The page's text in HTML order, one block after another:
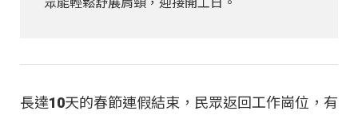
長達10天的春節連假結束，民眾返回工作崗位，有